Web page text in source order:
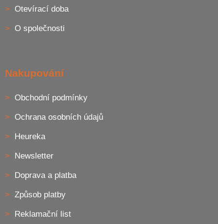
Otevírací doba
O společnosti
Nakupování
Obchodní podmínky
Ochrana osobních údajů
Heureka
Newsletter
Doprava a platba
Způsob platby
Reklamační list